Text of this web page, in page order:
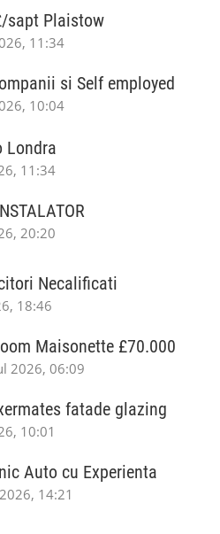
sapt Plaistow
11:34
si Self employed
10:04
Londra
11:34
20:20
Necalificati
18:46
Maisonette £70.000
2026, 06:09
fatade glazing
10:01
Auto cu Experienta
14:21